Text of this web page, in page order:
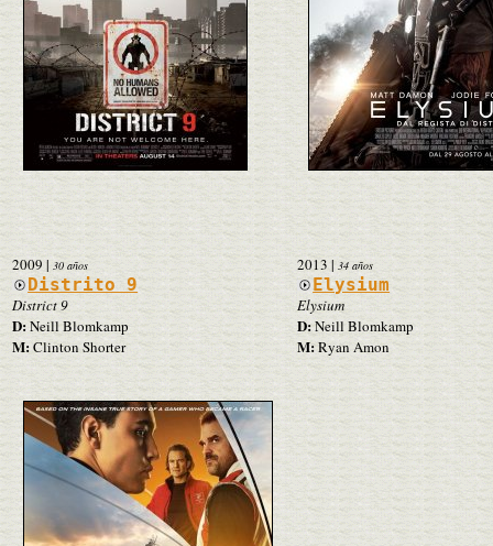
2009 | 30 años
Distrito 9
District 9
D:Neill Blomkamp
M:Clinton Shorter
2013 | 34 años
Elysium
Elysium
D:Neill Blomkamp
M:Ryan Amon